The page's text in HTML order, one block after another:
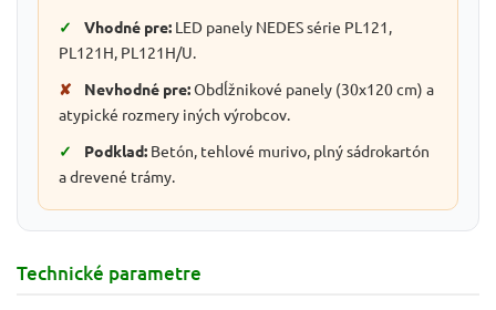
✓
Vhodné pre: LED panely NEDES série PL121,
PL121H, PL121H/U.
✘
Nevhodné pre:Obdĺžnikové panely (30x120 cm) a
atypické rozmery iných výrobcov.
✓
Podklad: Betón, tehlové murivo, plný sádrokartón
a drevené trámy.
Technické parametre